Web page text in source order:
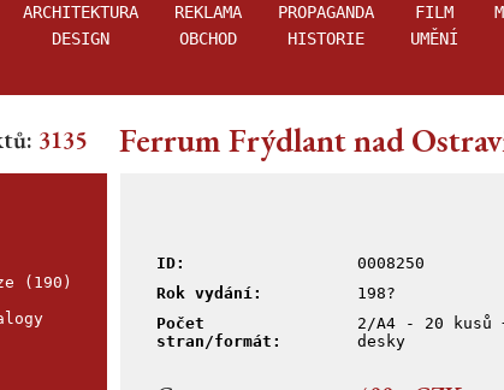
ARCHITEKTURA
DESIGN
REKLAMA
OBCHOD
PROPAGANDA
HISTORIE
FILM
UMĚNÍ
3135
(190)
Ferrum Frýdlant nad
ID:
0008250
Rok vydání:
198?
Počet
stran/formát:
2/A4 - 20 kusů
desky